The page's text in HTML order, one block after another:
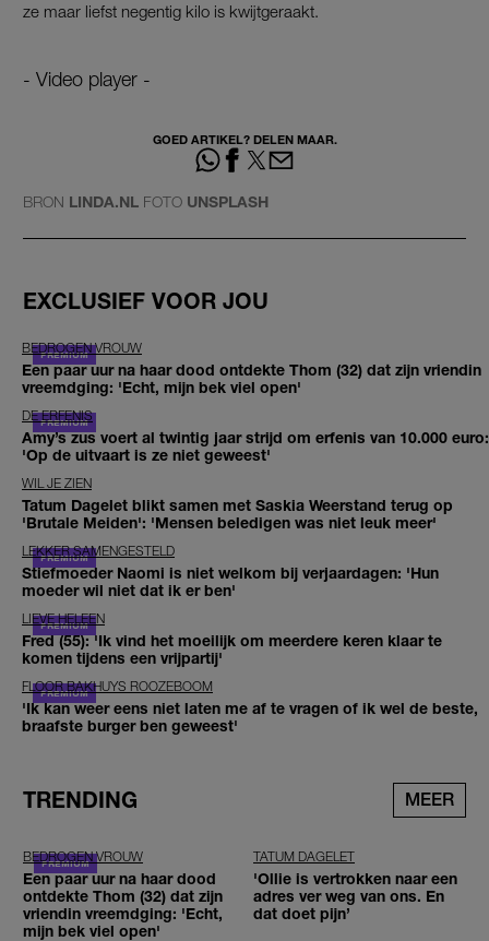
ze maar liefst negentig kilo is kwijtgeraakt.
- Video player -
GOED ARTIKEL? DELEN MAAR.
BRON LINDA.NL FOTO UNSPLASH
EXCLUSIEF VOOR JOU
BEDROGEN VROUW
Een paar uur na haar dood ontdekte Thom (32) dat zijn vriendin
vreemdging: 'Echt, mijn bek viel open'
DE ERFENIS
Amy’s zus voert al twintig jaar strijd om erfenis van 10.000 euro:
'Op de uitvaart is ze niet geweest'
WIL JE ZIEN
Tatum Dagelet blikt samen met Saskia Weerstand terug op
'Brutale Meiden': 'Mensen beledigen was niet leuk meer'
LEKKER SAMENGESTELD
Stiefmoeder Naomi is niet welkom bij verjaardagen: 'Hun
moeder wil niet dat ik er ben'
LIEVE HELEEN
Fred (55): 'Ik vind het moeilijk om meerdere keren klaar te
komen tijdens een vrijpartij'
FLOOR BAKHUYS ROOZEBOOM
'Ik kan weer eens niet laten me af te vragen of ik wel de beste,
braafste burger ben geweest'
TRENDING MEER
BEDROGEN VROUW
Een paar uur na haar dood
ontdekte Thom (32) dat zijn
vriendin vreemdging: 'Echt,
mijn bek viel open'
TATUM DAGELET
'Ollie is vertrokken naar een
adres ver weg van ons. En
dat doet pijn’